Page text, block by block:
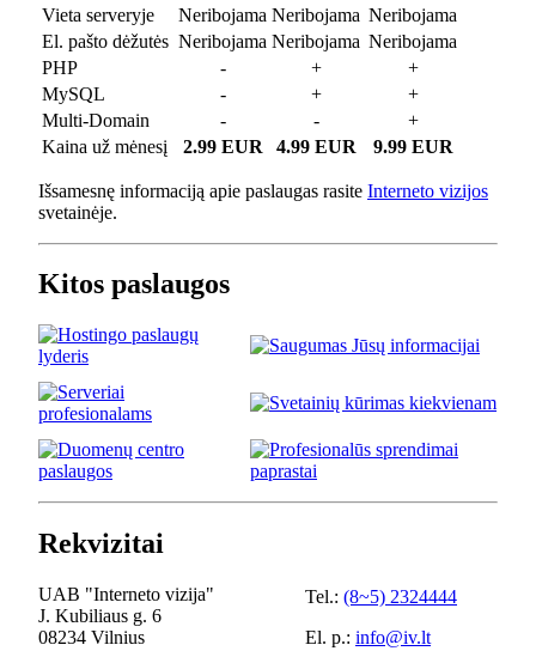
Vieta serveryje
Neribojama Neribojama Neribojama
El. pašto dėžutės Neribojama Neribojama Neribojama
PHP
- +
+
MySQL
- +
+
Multi-Domain
- -
+
Kaina už mėnesį
2.99 EUR 4.99 EUR 9.99 EUR
Išsamesnę informaciją apie paslaugas rasite Interneto vizijos
svetainėje.
Kitos paslaugos
Rekvizitai
UAB "Interneto vizija"
J. Kubiliaus g. 6
08234 Vilnius
Tel.: (8~5) 2324444
El. p.: info@iv.lt